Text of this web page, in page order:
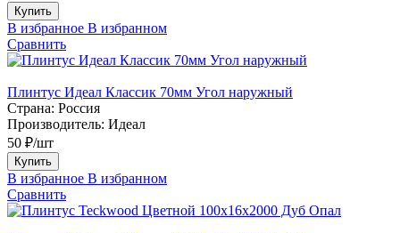
Купить
В избранное В избранном
Сравнить
Плинтус Идеал Классик 70мм Угол наружный
Страна: Россия
Производитель: Идеал
50 ₽/шт
Купить
В избранное В избранном
Сравнить